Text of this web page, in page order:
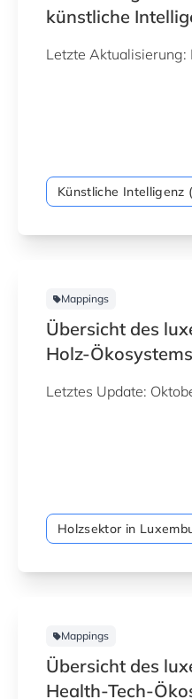
künstliche
Letzte
Künstliche Intelligenz
Mappings
Übersicht des
Holz-Ökosystems
Letztes Update:
Holzsektor in
Mappings
Übersicht des
Health-Tech-